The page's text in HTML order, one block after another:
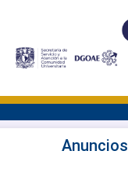
Anuncios